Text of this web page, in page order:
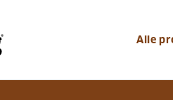
Alle